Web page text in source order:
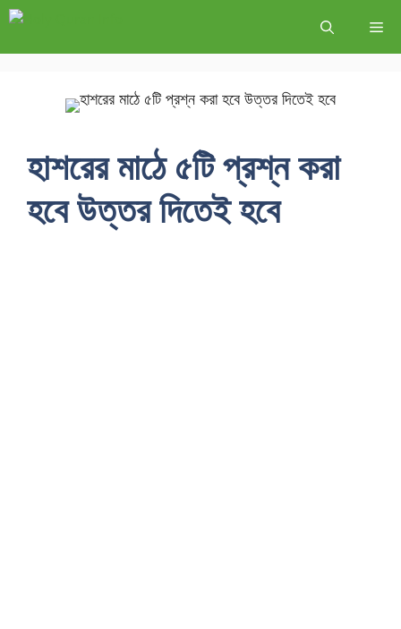
হাশরের মাঠে ৫টি প্রশ্ন করা
হবে উত্তর দিতেই হবে